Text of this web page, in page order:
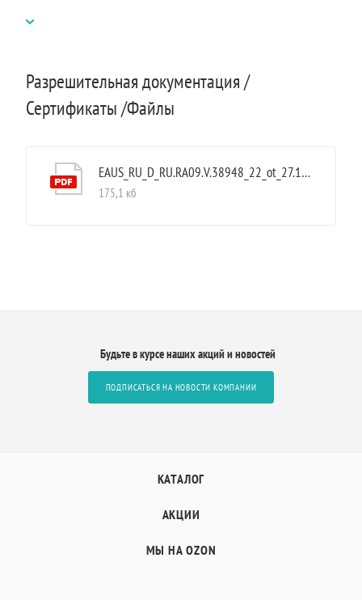
Разрешительная документация /
Сертификаты /Файлы
EAUS_RU_D_RU.RA09.V.38948_22_ot_27.12.2022
175,1 кб
Будьте в курсе наших акций и новостей
ПОДПИСАТЬСЯ НА НОВОСТИ КОМПАНИИ
КАТАЛОГ
АКЦИИ
МЫ НА OZON